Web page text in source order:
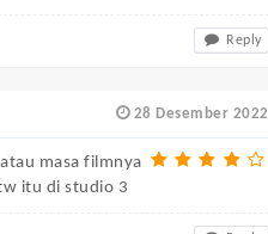
Reply
28 Desember 2022
masa filmnya
itu di studio 3